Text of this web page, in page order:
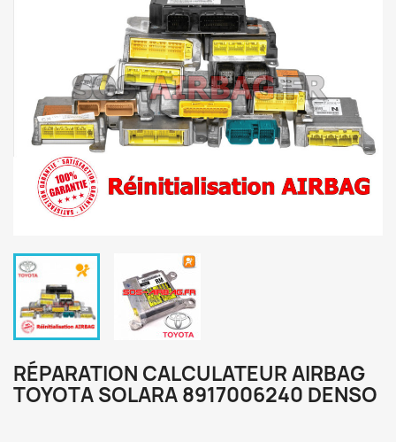
RÉPARATION CALCULATEUR AIRBAG
TOYOTA SOLARA 8917006240 DENSO